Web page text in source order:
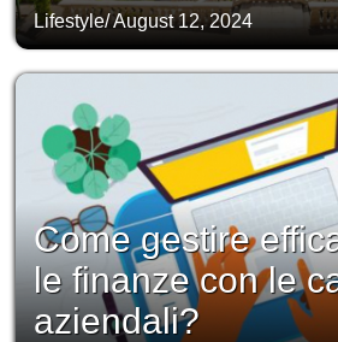
Lifestyle/August 12, 2024
Come gestire
le finanze con le
aziendali?